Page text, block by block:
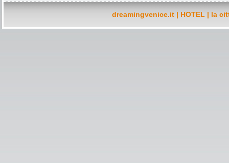
dreamingvenice.it | HOTEL | la